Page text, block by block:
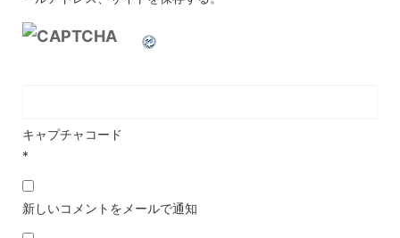
キャプチャコード
*
新しいコメントをメールで通知